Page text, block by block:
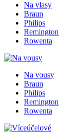
Na vlasy
Braun
Philips
Remington
Rowenta
Na vousy
Braun
Philips
Remington
Rowenta